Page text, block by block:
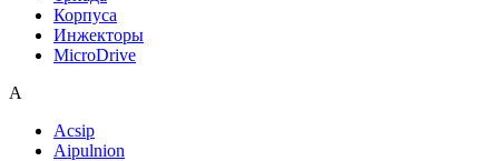
Корпуса
Инжекторы
MicroDrive
A
Acsip
Aipulnion